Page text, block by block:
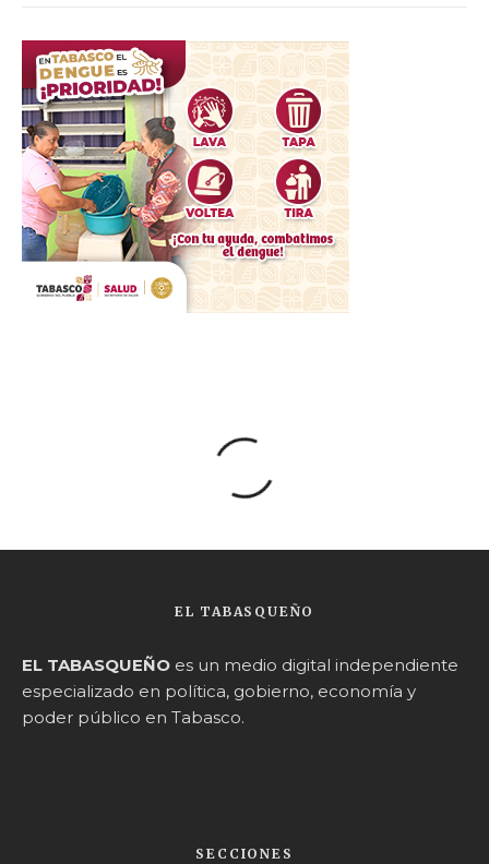
EL TABASQUEÑO
EL TABASQUEÑO es un medio digital independiente
especializado en política, gobierno, economía y
poder público en Tabasco.
SECCIONES